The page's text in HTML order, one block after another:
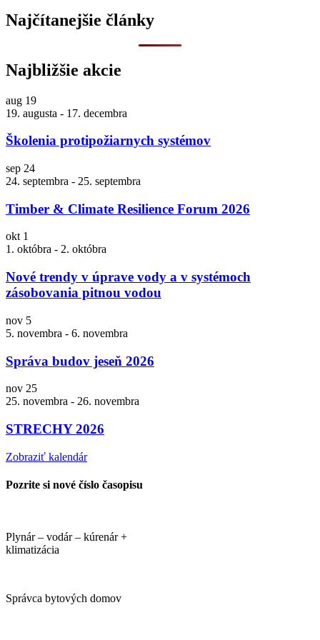
Najčítanejšie články
Najbližšie akcie
aug 19
19. augusta - 17. decembra
Školenia protipožiarnych systémov
sep 24
24. septembra - 25. septembra
Timber & Climate Resilience Forum 2026
okt 1
1. októbra - 2. októbra
Nové trendy v úprave vody a v systémoch
zásobovania pitnou vodou
nov 5
5. novembra - 6. novembra
Správa budov jeseň 2026
nov 25
25. novembra - 26. novembra
STRECHY 2026
Zobraziť kalendár
Pozrite si nové číslo časopisu
Plynár – vodár – kúrenár +
klimatizácia
Správca bytových domov